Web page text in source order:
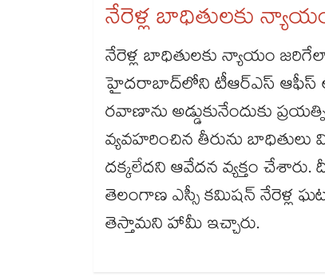
నేరెళ్ల బాధితులకు
నేరెళ్ల బాధితులకు న్యాయం
హైదరాబాద్​లోని టీఆర్ఎస్ ఆఫీస్ లో
రవాణాను అడ్డుకునేందుకు
వ్యవహరించిన తీరును
దక్కలేదని ఆవేదన వ్యక్తం
తెలంగాణ ఎస్సీ కమిషన్ నేరెళ్ల
తెస్తామని హామీ ఇచ్చారు.